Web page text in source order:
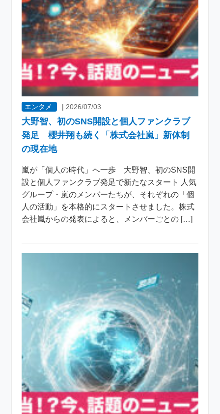
エンタメ | 2026/07/03
大野智、初のSNS開設と個人ファンクラブ
発足 櫻井翔も続く「株式会社嵐」新体制
の現在地
嵐が「個人の時代」へ一歩 大野智、初のSNS開
設と個人ファンクラブ発足で新たなスタート 人気
グループ・嵐のメンバーたちが、それぞれの「個
人の活動」を本格的にスタートさせました。株式
会社嵐からの発表によると、メンバーごとの […]